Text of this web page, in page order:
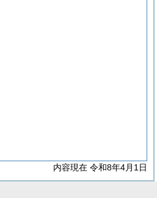
内容現在 令和8年4月1日